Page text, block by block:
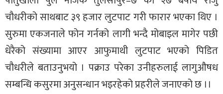
चौधरीको साथबाट ३९ हजार लुटपाट गरी फारार भएका थिए ।
सुरुमा एकजनाले फोन गर्नको लागी भन्दै मोबाइल मागेर पछी
धेरैको संख्यामा आएर आफुमाथी लुटपाट भएको पिडित
चौधरीले बताउनुभयो । पक्राउ परेका उनीहरुलाई लागुऔषध
सम्बन्धि कसुरमा अनुसन्धान भइरहेको प्रहरीले जनाएको छ ।।